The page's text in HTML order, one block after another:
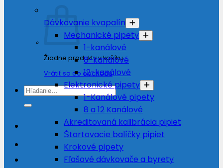
Žiadne produkty v košíku.
Vrátiť sa do obchodu
Hľadať:
Dávkovanie kvapalín
Mechanické pipety
1-kanálové
8-kanálové
12-kanálové
Elektronické pipety
1-Kanálové pipety
8 a 12 Kanálové
Akreditovaná kalibrácia pipiet
Štartovacie balíčky pipiet
Krokové pipety
Fľašové dávkovače a byrety